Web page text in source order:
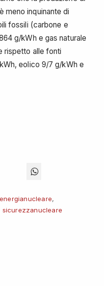
meno inquinante di
fossili (carbone e
g/kWh e gas naturale
rispetto alle fonti
eolico 9/7 g/kWh e
(OPENS IN NEW WINDOW)
TO SHARE ON FACEBOOK (OPENS
energianucleare,
sicurezzanucleare